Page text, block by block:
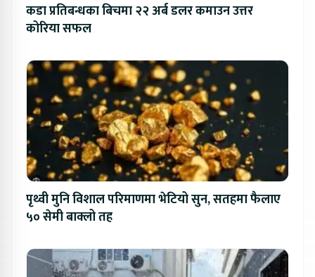
कडा प्रतिबन्धका बिचमा २२ अर्ब डलर कमाउन उत्तर
कोरिया सफल
पृथ्वी मुनि विशाल परिमाणमा भेटियो सुन, सतहमा फैलाए
५० सेमी बाक्लो तह